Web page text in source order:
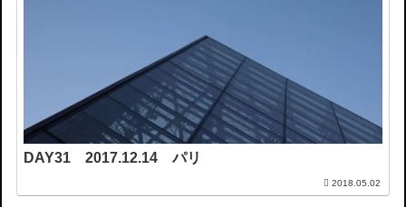
DAY31 2017.12.14 パリ
2018.05.02